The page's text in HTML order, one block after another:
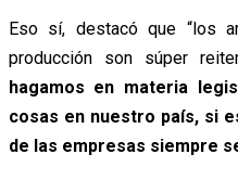
Eso sí, destacó que “los
producción son súper
hagamos en materia
cosas en nuestro país, si
de las empresas siempre